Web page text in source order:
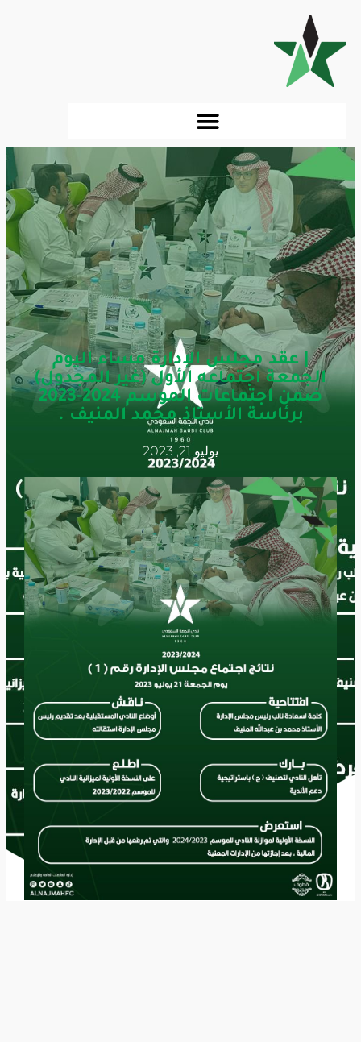
| عقد مجلس الإدارة مساء اليوم
الجمعة اجتماعه الأول (غير المجدول)
ضمن اجتماعات الموسم 2024-2023
برئاسة الأستاذ محمد المنيف .
يوليو 21, 2023